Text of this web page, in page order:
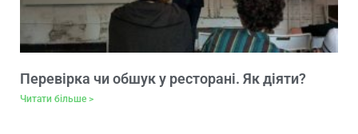
Перевірка чи обшук у ресторані. Як діяти?
Читати більше >